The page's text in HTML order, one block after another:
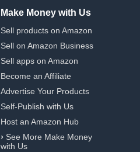
Make Money with Us
Sell products on Amazon
Sell on Amazon Business
Sell apps on Amazon
Become an Affiliate
Advertise Your Products
Self-Publish with Us
Host an Amazon Hub
› See More Make Money
with Us